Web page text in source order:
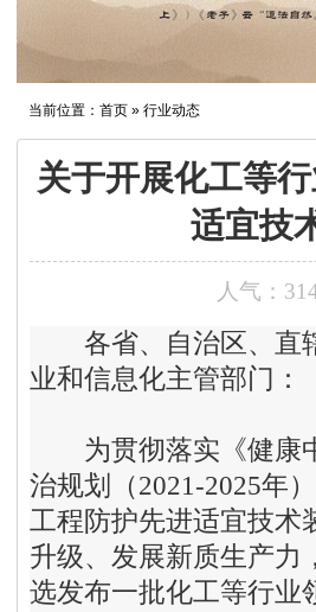
当前位置： 首页 » 行业动态
关于开展化工等
适宜技
人气：
各省、自治区、直辖
业和信息化主管部门：
为贯彻落实《健康中
治规划（2021-2025年
工程防护先进适宜技术
升级、发展新质生产力
选发布一批化工等行业